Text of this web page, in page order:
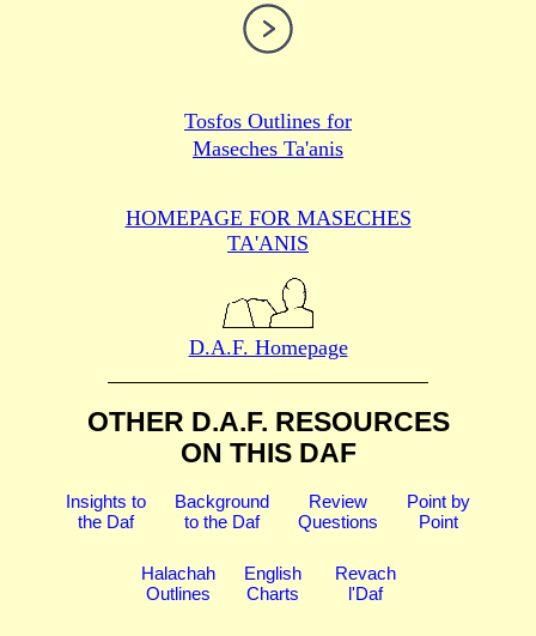
Tosfos Outlines for
Maseches Ta'anis
HOMEPAGE FOR MASECHES
TA'ANIS
D.A.F. Homepage
OTHER D.A.F. RESOURCES
ON THIS DAF
Insights to
the Daf
Background
to the Daf
Review
Questions
Point by
Point
Halachah
Outlines
English
Charts
Revach
l'Daf